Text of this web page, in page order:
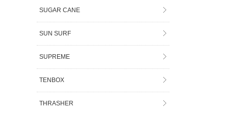
SUGAR CANE
SUN SURF
SUPREME
TENBOX
THRASHER